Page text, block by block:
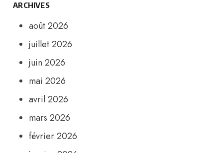
ARCHIVES
août 2026
juillet 2026
juin 2026
mai 2026
avril 2026
mars 2026
février 2026